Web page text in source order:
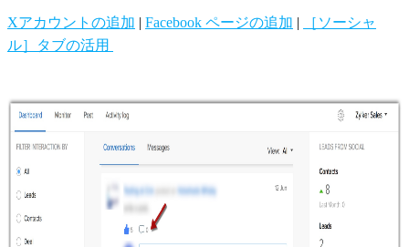
Xアカウントの追加 | Facebook ページの追加 |
［ソーシャ
ル］タブの活用